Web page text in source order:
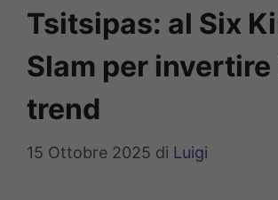
Tsitsipas: al Six
Slam per invertire
trend
15 Ottobre 2025 di Luigi